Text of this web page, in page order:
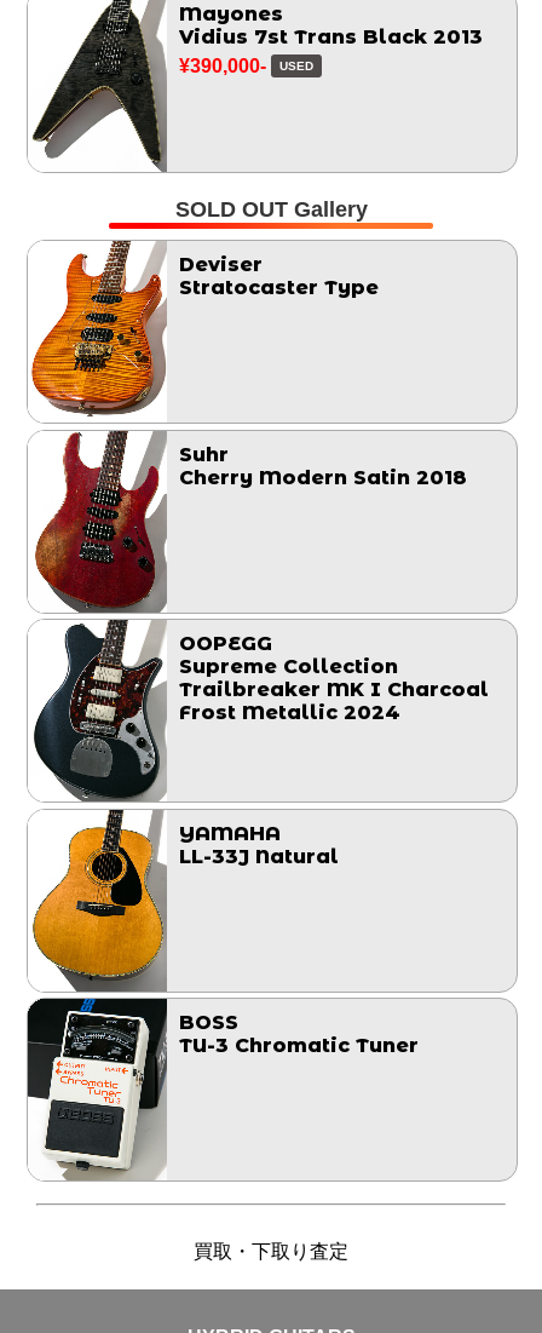
Mayones
Vidius 7st Trans Black 2013
¥390,000- USED
SOLD OUT Gallery
Deviser
Stratocaster Type
Suhr
Cherry Modern Satin 2018
OOPEGG
Supreme Collection
Trailbreaker MK I Charcoal
Frost Metallic 2024
YAMAHA
LL-33J Natural
BOSS
TU-3 Chromatic Tuner
買取・下取り査定